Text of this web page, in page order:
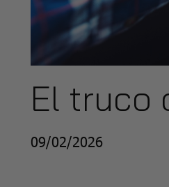
El truco
09/02/2026